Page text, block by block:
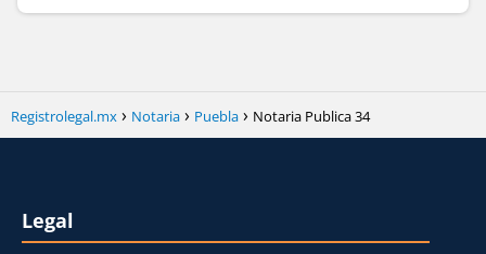
Registrolegal.mx Notaria Puebla Notaria Publica 34
Legal